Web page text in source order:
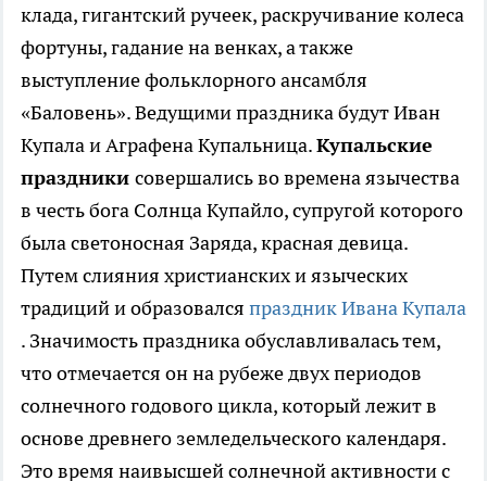
клада, гигантский ручеек, раскручивание колеса
фортуны, гадание на венках, а также
выступление фольклорного ансамбля
«Баловень». Ведущими праздника будут Иван
Купала и Аграфена Купальница.Купальские
праздники совершались во времена язычества
в честь бога Солнца Купайло, супругой которого
была светоносная Заряда, красная девица.
Путем слияния христианских и языческих
традиций и образовался праздник Ивана Купала
. Значимость праздника обуславливалась тем,
что отмечается он на рубеже двух периодов
солнечного годового цикла, который лежит в
основе древнего земледельческого календаря.
Это время наивысшей солнечной активности с